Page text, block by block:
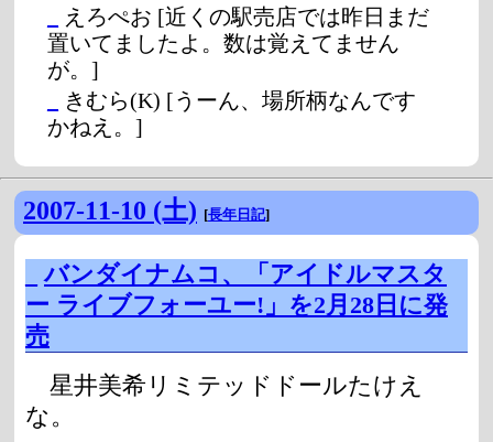
えろぺお [近くの駅売店では昨日まだ
置いてましたよ。数は覚えてません
が。]
きむら(K) [うーん、場所柄なんです
かねえ。]
2007-11-10 (土) [長年日記]
バンダイナムコ、「アイドルマスタ
ー ライブフォーユー!」を2月28日に発
売
星井美希リミテッドドールたけえ
な。